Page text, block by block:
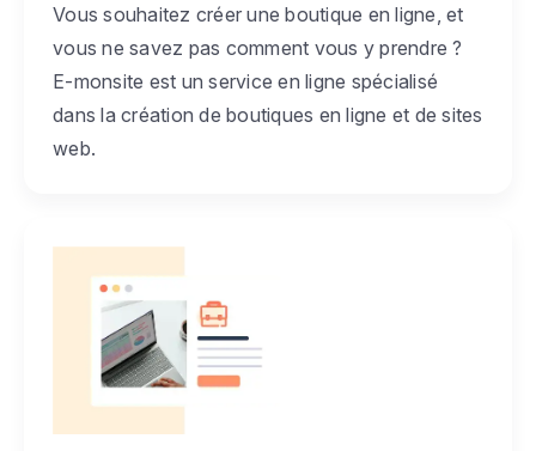
Vous souhaitez créer une boutique en ligne, et
vous ne savez pas comment vous y prendre ?
E-monsite est un service en ligne spécialisé
dans la création de boutiques en ligne et de sites
web.